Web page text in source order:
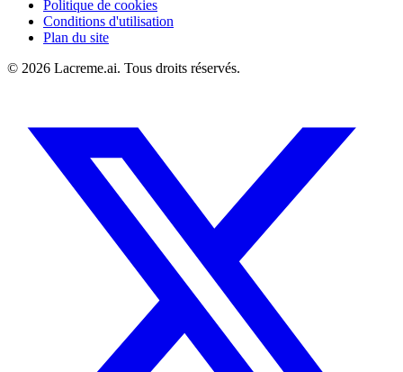
Politique de cookies
Conditions d'utilisation
Plan du site
© 2026 Lacreme.ai. Tous droits réservés.